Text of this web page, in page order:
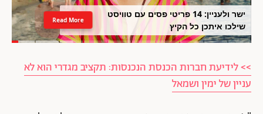
ישר ולעניין: 14 פריטי פסים עם טוויסט
שילכו איתכן כל הקיץ
Read More
>> לידיעת חברות הכנסת הנכנסות: תקציב מגדרי הוא לא
עניין של ימין ושמאל